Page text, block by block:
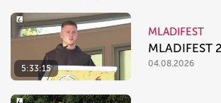
5:33:15
MLADIFEST
MLADIFEST
04.08.2026